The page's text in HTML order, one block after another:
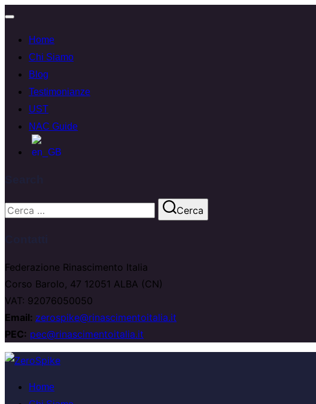
Home
Chi Siamo
Blog
Testimonianze
UST
NAC Guide
Cerca
Federazione Rinascimento Italia
Corso Barolo, 47 12051 ALBA (CN)
VAT: 92076050050
Email: zerospike@rinascimentoitalia.it
PEC: pec@rinascimentoitalia.it
Home